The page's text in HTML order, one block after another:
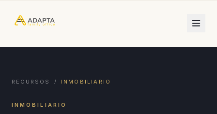
RECURSOS / INMOBILIARIO
INMOBILIARIO